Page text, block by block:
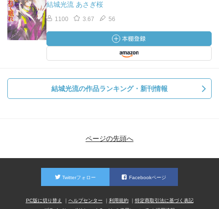
結城光流 あさぎ桜
1100 3.67 56
結城光流の作品ランキング・新刊情報
ページの先頭へ
Twitterフォロー Facebookページ
PC版に切り替え ヘルプセンター 利用規約
特定商取引法に基づく表記